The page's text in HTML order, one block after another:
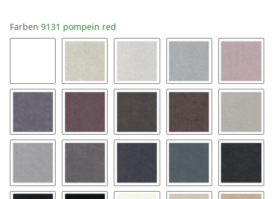
Farben 9131 pompein red
0019 snow white8401 ice 8462 silver grey9032 platinum9141
9154 coal 9153 mauve 9176 taupe 9177 String 9118
9211 silver 9087 stone grey9058 pewter9182 twilight9189